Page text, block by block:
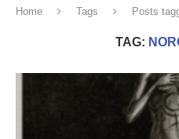
Home Tags Posts
TAG: